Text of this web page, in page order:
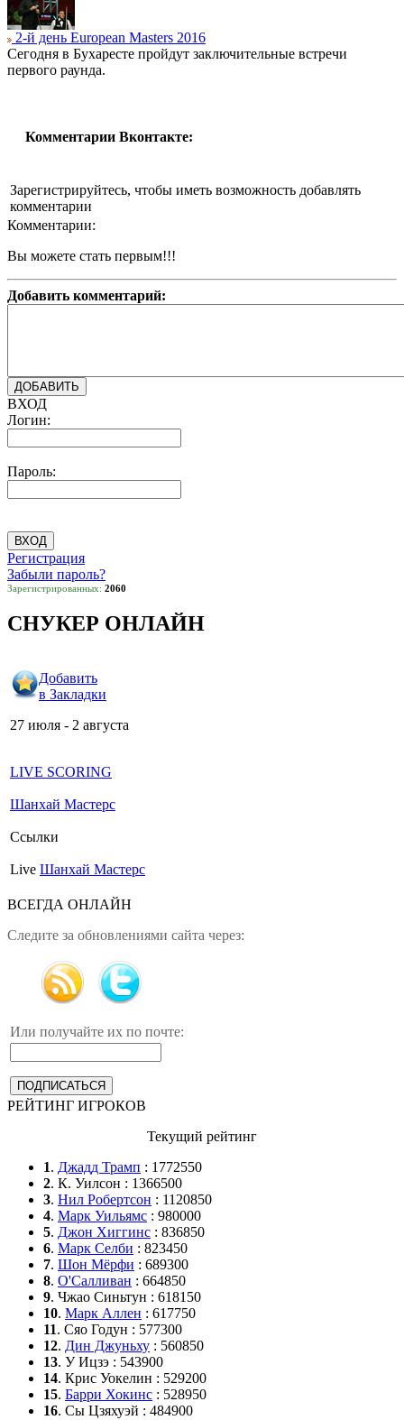
2-й день European Masters 2016
Сегодня в Бухаресте пройдут заключительные встречи
первого раунда.
Комментарии Вконтакте:
Зарегистрируйтесь, чтобы иметь возможность добавлять
комментарии
Комментарии:
Вы можете стать первым!!!
Добавить комментарий:
ВХОД
Логин:
Пароль:
Регистрация
Забыли пароль?
Зарегистрированных: 2060
СНУКЕР ОНЛАЙН
Добавить
в Закладки
27 июля - 2 августа
LIVE SCORING
Шанхай Мастерс
Ссылки
Live Шанхай Мастерс
ВСЕГДА ОНЛАЙН
Следите за обновлениями сайта через:
Или получайте их по почте:
РЕЙТИНГ ИГРОКОВ
Текущий рейтинг
1. Джадд Трамп : 1772550
2. К. Уилсон : 1366500
3. Нил Робертсон : 1120850
4. Марк Уильямс : 980000
5. Джон Хиггинс : 836850
6. Марк Селби : 823450
7. Шон Мёрфи : 689300
8. О'Салливан : 664850
9. Чжао Синьтун : 618150
10. Марк Аллен : 617750
11. Сяо Годун : 577300
12. Дин Джуньху : 560850
13. У Ицзэ : 543900
14. Крис Уокелин : 529200
15. Барри Хокинс : 528950
16. Сы Цзяхуэй : 484900